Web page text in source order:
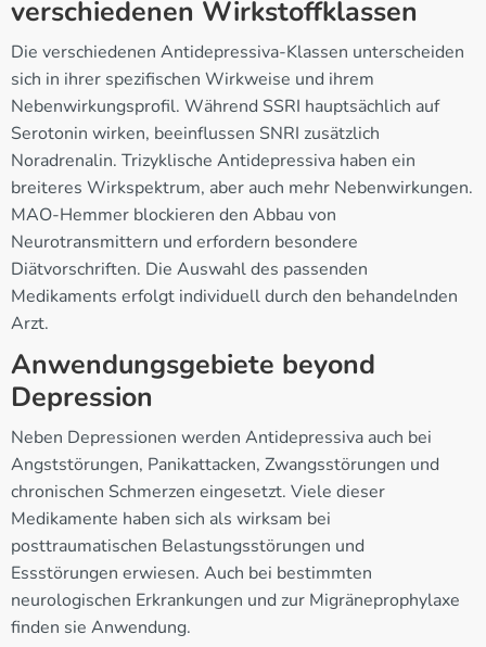
verschiedenen Wirkstoffklassen
Die verschiedenen Antidepressiva-Klassen unterscheiden
sich in ihrer spezifischen Wirkweise und ihrem
Nebenwirkungsprofil. Während SSRI hauptsächlich auf
Serotonin wirken, beeinflussen SNRI zusätzlich
Noradrenalin. Trizyklische Antidepressiva haben ein
breiteres Wirkspektrum, aber auch mehr Nebenwirkungen.
MAO-Hemmer blockieren den Abbau von
Neurotransmittern und erfordern besondere
Diätvorschriften. Die Auswahl des passenden
Medikaments erfolgt individuell durch den behandelnden
Arzt.
Anwendungsgebiete beyond
Depression
Neben Depressionen werden Antidepressiva auch bei
Angststörungen, Panikattacken, Zwangsstörungen und
chronischen Schmerzen eingesetzt. Viele dieser
Medikamente haben sich als wirksam bei
posttraumatischen Belastungsstörungen und
Essstörungen erwiesen. Auch bei bestimmten
neurologischen Erkrankungen und zur Migräneprophylaxe
finden sie Anwendung.